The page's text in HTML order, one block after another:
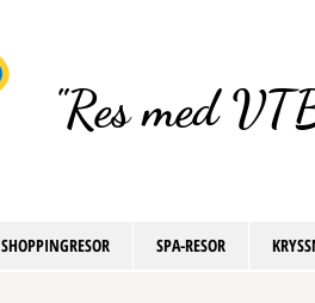
"Res med
SHOPPINGRESOR SPA-RESOR